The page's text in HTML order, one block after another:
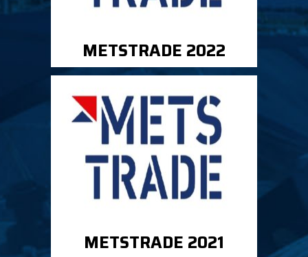
METSTRADE 2022
METSTRADE 2021